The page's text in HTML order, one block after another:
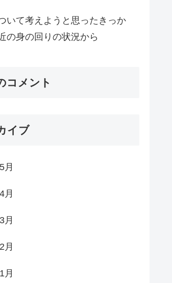
いて考えようと思ったきっか
の身の回りの状況から
コメント
イブ
月
月
月
月
月